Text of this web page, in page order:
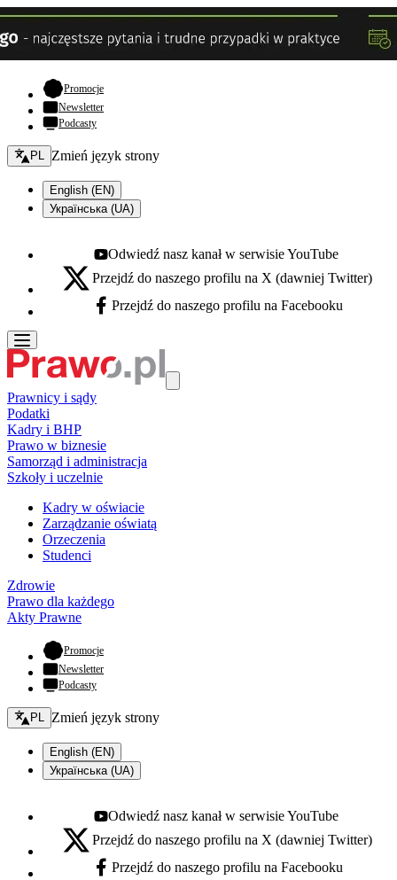
Promocje- otwiera się w nowej karcie
Newsletter
Podcasty
Zmień język - bieżący:
PL Zmień język strony
English (EN)
Українська (UA)
Youtube - otwiera się w nowej karcie
Odwiedź nasz kanał w serwisie YouTube
X - otwiera się w nowej karcie
Przejdź do naszego profilu na X (dawniej Twitter)
Facebook - otwiera się w nowej karcie
Przejdź do naszego profilu na Facebooku
Prawnicy i sądy
Podatki
Kadry i BHP
Prawo w biznesie
Samorząd i administracja
Szkoły i uczelnie
Kadry w oświacie
Zarządzanie oświatą
Orzeczenia
Studenci
Zdrowie
Prawo dla każdego
Akty Prawne
Promocje- otwiera się w nowej karcie
Newsletter
Podcasty
Zmień język - bieżący:
PL Zmień język strony
English (EN)
Українська (UA)
Youtube - otwiera się w nowej karcie
Odwiedź nasz kanał w serwisie YouTube
X - otwiera się w nowej karcie
Przejdź do naszego profilu na X (dawniej Twitter)
Facebook - otwiera się w nowej karcie
Przejdź do naszego profilu na Facebooku